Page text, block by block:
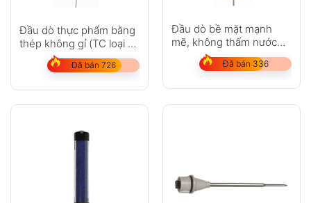
Đầu dò thực phẩm bằng
thép không gỉ (TC loại T)
– với cáp PUR
Đã bán 726
Đầu dò bề mặt mạnh
mẽ, không thấm nước
(Pt100)
Đã bán 336